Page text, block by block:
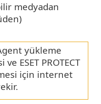
medyadan
yükleme
ESET PROTECT
için internet